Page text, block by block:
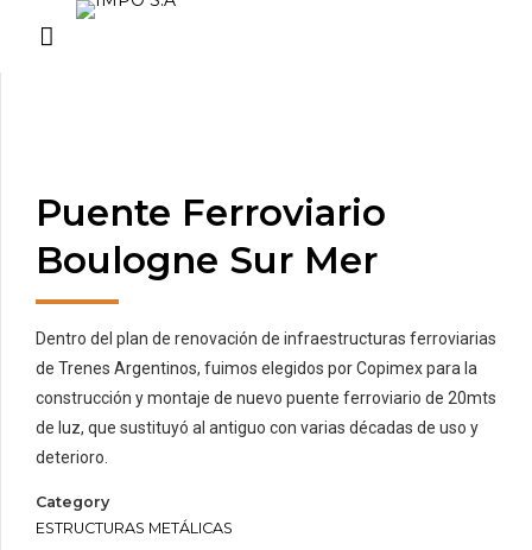
Puente Ferroviario
Boulogne Sur Mer
Dentro del plan de renovación de infraestructuras ferroviarias
de Trenes Argentinos, fuimos elegidos por Copimex para la
construcción y montaje de nuevo puente ferroviario de 20mts
de luz, que sustituyó al antiguo con varias décadas de uso y
deterioro.
Category
ESTRUCTURAS METÁLICAS